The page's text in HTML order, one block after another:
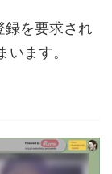
録を要求され
ます。